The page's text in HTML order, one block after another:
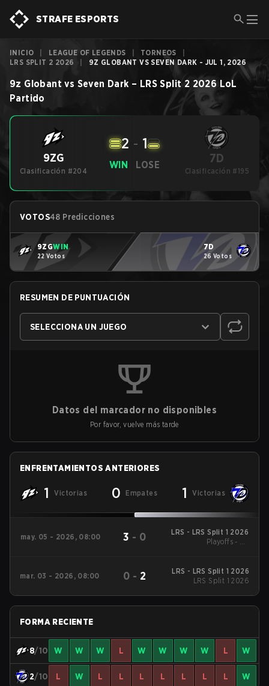
STRAFE ESPORTS
INICIO LEAGUE OF LEGENDS TORNEOS
LRS SPLIT 2 2026
9Z GLOBANT VS SEVEN DARK - JUL 1, 2026
9z Globant vs Seven Dark – LRS Split 2 2026 LoL
Partido
9ZG
Clasificación #204
WIN
2 - 1
LOSE 7D
Clasificación #195
VOTOS48 Predicciones
9ZGWIN
22 Votos
7D
26 Votos
RESUMEN DE PUNTUACIÓN
SELECCIONA UN JUEGO
Datos del marcador no disponibles
Por favor, vuelve más tarde
ENFRENTAMIENTOS ANTERIORES
1 Victorias 0 Empates 1 Victorias
may. 05 - 2026, 08:00 3 - 0
LRS - LRS Split 1 2026
Playoffs - LB
mar. 03 - 2026, 08:00 0 - 2
LRS - LRS Split 1 2026
LRS Split 1 2026
FORMA RECIENTE
8/10 W W W L W W W W L W
2/10 L W L L L L L L L W